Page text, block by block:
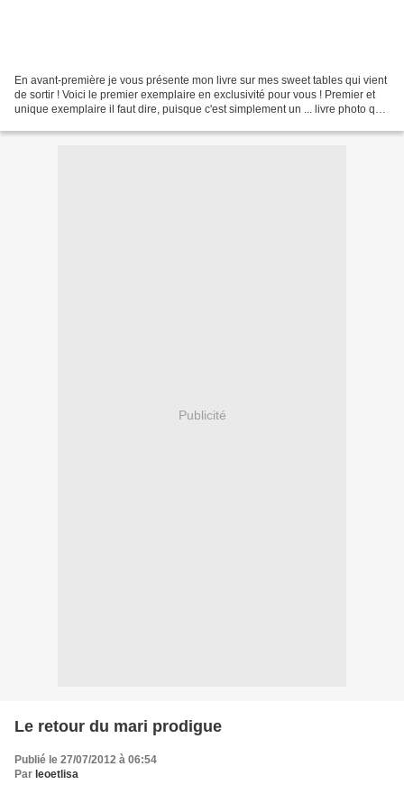
En avant-première je vous présente mon livre sur mes sweet tables qui vient
de sortir ! Voici le premier exemplaire en exclusivité pour vous ! Premier et
unique exemplaire il faut dire, puisque c'est simplement un ... livre photo que
Publicité
Le retour du mari prodigue
Publié le 27/07/2012 à 06:54
Par leoetlisa